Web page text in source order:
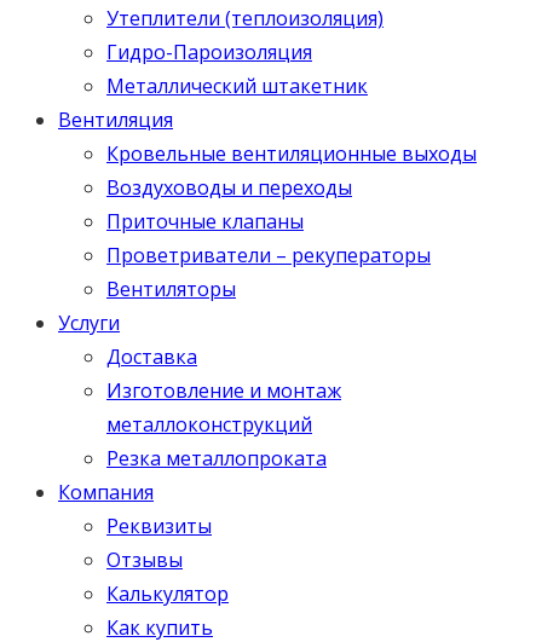
Утеплители (теплоизоляция)
Гидро-Пароизоляция
Металлический штакетник
Вентиляция
Кровельные вентиляционные выходы
Воздуховоды и переходы
Приточные клапаны
Проветриватели – рекуператоры
Вентиляторы
Услуги
Доставка
Изготовление и монтаж
металлоконструкций
Резка металлопроката
Компания
Реквизиты
Отзывы
Калькулятор
Как купить